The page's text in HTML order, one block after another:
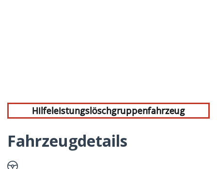
Hilfeleistungslöschgruppenfahrzeug
Fahrzeugdetails